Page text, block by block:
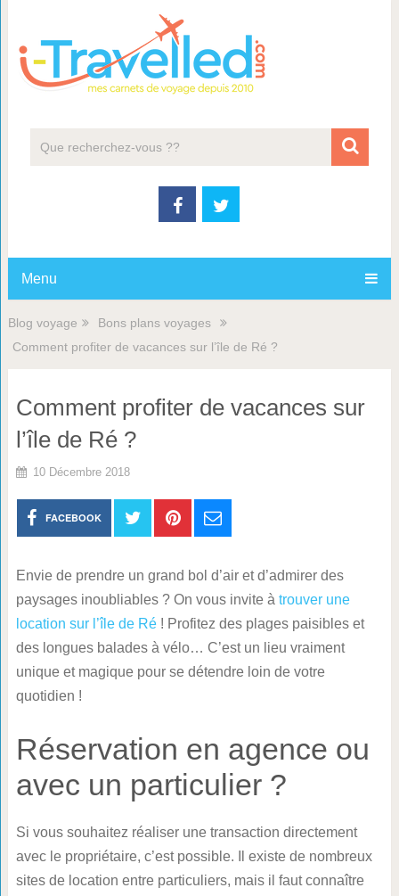
Menu
Blog voyage
Bons plans voyages
Comment profiter de vacances sur l’île de Ré ?
Comment profiter de vacances sur
l’île de Ré ?
10 Décembre 2018
FACEBOOK
Envie de prendre un grand bol d’air et d’admirer des
paysages inoubliables ? On vous invite à trouver une
location sur l’île de Ré! Profitez des plages paisibles et
des longues balades à vélo… C’est un lieu vraiment
unique et magique pour se détendre loin de votre
quotidien !
Réservation en agence ou
avec un particulier ?
Si vous souhaitez réaliser une transaction directement
avec le propriétaire, c’est possible. Il existe de nombreux
sites de location entre particuliers, mais il faut connaître